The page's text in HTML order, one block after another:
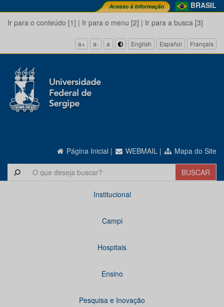
BRASIL
Ir para o conteúdo [1] | Ir para o menu [2] | Ir para a busca [3]
a+ a- a English Español Français
Página Inicial | WEBMAIL | Mapa do Site
Institucional
Campi
Hospitais
Ensino
Pesquisa e Inovação